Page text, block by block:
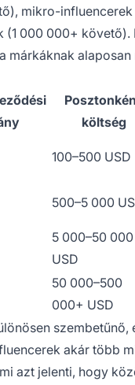
mikro-
000 000+
márkáknak
költség
100–500 USD
500–5 000
5 000–50 000
USD
50 000–500
000+ USD
akár több
azt jelenti, hogy